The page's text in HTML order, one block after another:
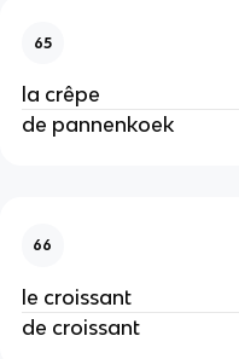
65
la crêpe
de pannenkoek
66
le croissant
de croissant